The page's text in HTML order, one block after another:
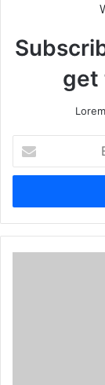
get
t
r
y